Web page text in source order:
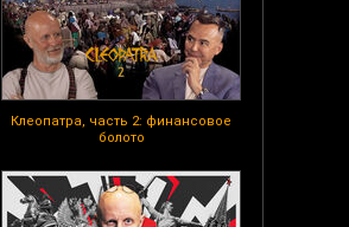
Клеопатра, часть 2: финансовое
болото